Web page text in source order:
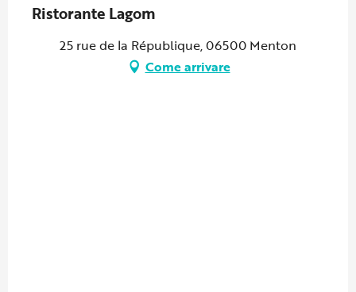
Ristorante Lagom
25 rue de la République, 06500 Menton
Come arrivare